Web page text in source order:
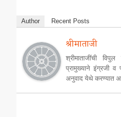
Author Recent Posts
श्रीमाताजी
श्रीमाताजींची
प्रामुख्याने इंग्रजी व
अनुवाद येथे करण्यात